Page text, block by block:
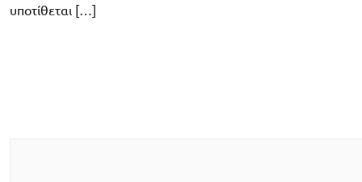
υποτίθεται […]